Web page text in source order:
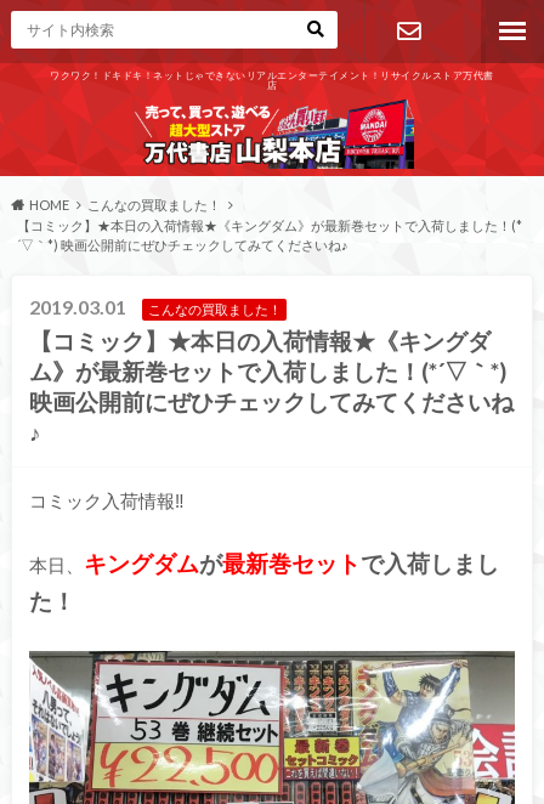
ワクワク！ドキドキ！ネットじゃできないリアルエンターテイメント！リサイクルストア万代書
店
お問い合わ
せ
HOME
こんなの買取ました！
【コミック】★本日の入荷情報★《キングダム》が最新巻セットで入荷しました！(*
´▽｀*) 映画公開前にぜひチェックしてみてくださいね♪
2019.03.01 こんなの買取ました！
【コミック】★本日の入荷情報★《キングダ
ム》が最新巻セットで入荷しました！(*´▽｀*)
映画公開前にぜひチェックしてみてくださいね
♪
コミック入荷情報‼
本日、 キングダムが最新巻セットで入荷しまし
た！